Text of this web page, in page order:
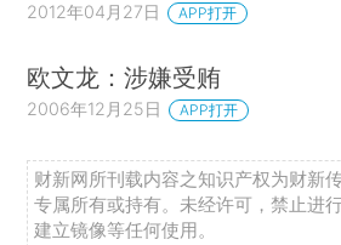
2012年04月27日 APP打开
欧文龙：涉嫌受贿
2006年12月25日 APP打开
财新网所刊载内容之知识产权为财新
专属所有或持有。未经许可，禁止进
建立镜像等任何使用。